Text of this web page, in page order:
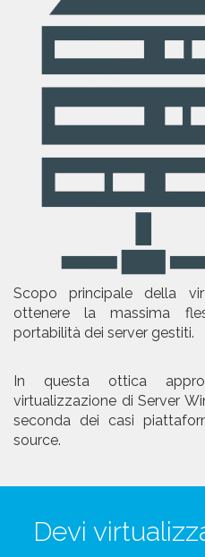
Scopo principale della
ottenere la massima
portabilità dei server gestiti.
In questa ottica
virtualizzazione di Server
seconda dei casi
source.
Devi